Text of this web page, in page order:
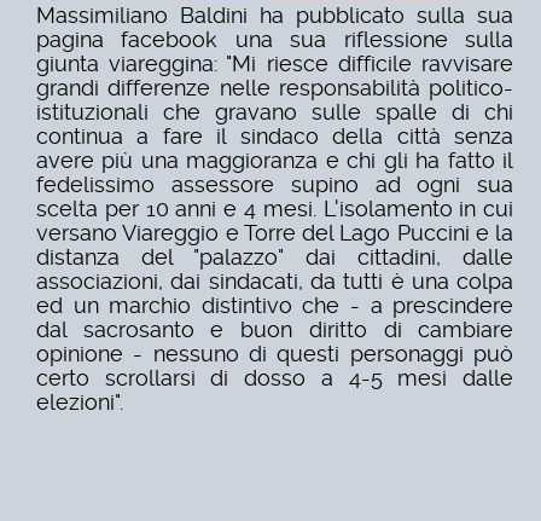
Massimiliano Baldini ha pubblicato sulla sua
pagina facebook una sua riflessione sulla
giunta viareggina: "Mi riesce difficile ravvisare
grandi differenze nelle responsabilità politico-
istituzionali che gravano sulle spalle di chi
continua a fare il sindaco della città senza
avere più una maggioranza e chi gli ha fatto il
fedelissimo assessore supino ad ogni sua
scelta per 10 anni e 4 mesi. L'isolamento in cui
versano Viareggio e Torre del Lago Puccini e la
distanza del "palazzo" dai cittadini, dalle
associazioni, dai sindacati, da tutti è una colpa
ed un marchio distintivo che - a prescindere
dal sacrosanto e buon diritto di cambiare
opinione - nessuno di questi personaggi può
certo scrollarsi di dosso a 4-5 mesi dalle
elezioni".